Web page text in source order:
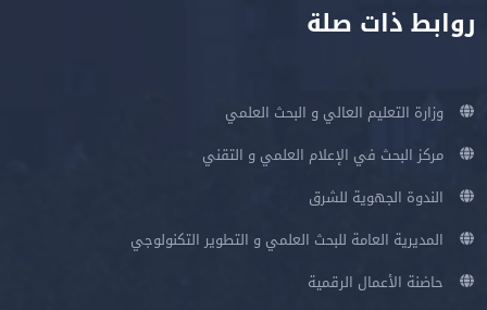
روابط ذات صلة
وزارة التعليم العالي و البحث العلمي
مركز البحث في الإعلام العلمي و التقني
الندوة الجهوية للشرق
المديرية العامة للبحث العلمي و التطوير التكنولوجي
حاضنة الأعمال الرقمية